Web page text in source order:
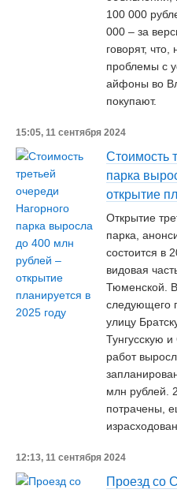
100 000
000 – за
говорят,
проблемы с
айфоны во
покупают.
15:05, 11 сентября 2024
Стоимость
парка
открытие
Открытие
парка,
состоится в
видовая
Тюменской.
следующего
улицу
Тунгусскую
работ
млн рублей.
потрачены,
12:13, 11 сентября 2024
Проезд со